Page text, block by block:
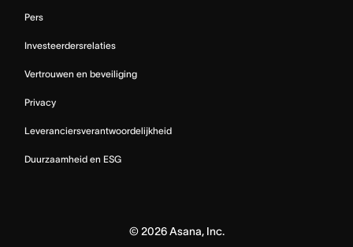
Pers
Investeerdersrelaties
Vertrouwen en beveiliging
Privacy
Leveranciersverantwoordelijkheid
Duurzaamheid en ESG
© 2026Asana, Inc.